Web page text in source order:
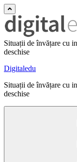
Situații de învățare cu
deschise
Digitaledu
Situații de învățare cu
deschise